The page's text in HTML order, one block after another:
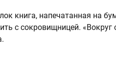
книга, напечатанная на
с сокровищницей. «Вокруг